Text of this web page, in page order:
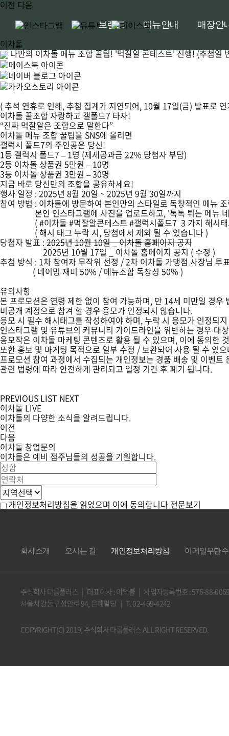
브랜드 메뉴안내 매장안
이전 다음
이차돌
나만의 이차돌 메뉴 조합 꿀팁! '먹잘알 콘테스트' 진행! (추첨일
( 추석 연휴로 인해, 추첨 집계가 지연되어, 10월 17일(금) 발표로
이차돌 꿀조합 자랑하고 갤폴드7 타자!
“진짜 먹잘알은 조합으로 말한다”
이차돌 메뉴 조합 꿀팁을 SNS에 올리면
갤럭시 폴드7의 주인공은 당신!
1등 갤럭시 폴드7 – 1명 (제세공과금 22% 당첨자 부담)
2등 이차돌 상품권 5만원 – 10명
3등 이차돌 상품권 3만원 – 30명
지금 바로 당신만의 조합을 공유하세요!
행사 일정 : 2025년 8월 20일 ~ 2025년 9월 30일까지
참여 방법 : 이차돌에 방문하여 본인만의 스타일로 독창적인 메뉴
본인 인스타그램에 사진을 업로드하고, '톡톡 튀는 메뉴 네
( #이차돌 #먹잘알콘테스트 #갤럭시폴드7 3 가지 해시태
( 해시 태그 누락 시, 당첨에서 제외 될 수 있습니다 )
당첨자 발표 : 2025년 10월 10일 _ 이차돌 홈페이지 공지
2025년 10월 17일 _ 이차돌 홈페이지 공지 ( 수정 )
추첨 방식 : 1차 참여자 무작위 선정 / 2차 이차돌 가맹점 사장님 투
( 네이밍 재미 50% / 메뉴조합 독창성 50% )
유의사항
본 프로모션은 연령 제한 없이 참여 가능하며, 만 14세 미만일 경우
비공개 계정으로 참겨 할 경우 응모가 인정되지 않습니다.
응모 시 필수 해시태그를 작성하여야 하며, 누락 시 응모가 인정되
인스타그램 및 유튜브의 커뮤니티 가이드라인을 위반하는 경우 대
응모작은 이차돌 마케팅 콘텐츠로 활용 될 수 있으며, 이에 동의한
또한 홍보 및 마케팅 목적으로 일부 수정 / 보완되어 사용 될 수 있
프로모션 참여 과정에서 수집되는 개인정보는 경품 배송 및 이벤
관련 법령에 따라 안전하게 관리되고 일정 기간 후 폐기 됩니다.
PREVIOUS LIST NEXT
이차돌 LIVE
이차돌의 다양한 소식을 알려드립니다.
이전
다음
이차돌 창업문의
이차돌은 예비 점주님들의 성공을 기원합니다.
개인정보처리방침을 읽었으며 이에 동의합니다 전문보기
회사소개 오시는 길 개인정보처리방침 이메일무단
주식회사 다름플러스 | 대표이사 : 이억불 | 사업자등록번호 : 576-88-
서울시 강동구 성안로 94, 은혜빌딩 | T. 02-409-4242
COPYRIGHT(C) 2019, 주식회사 다름플러스 ALL RIGHT RESERVED.